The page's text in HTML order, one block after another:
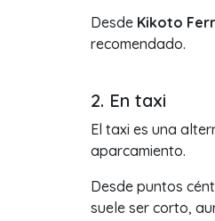
Desde Kikoto
recomendado.
2. En taxi
El taxi es una
aparcamiento.
Desde puntos
suele ser corto,